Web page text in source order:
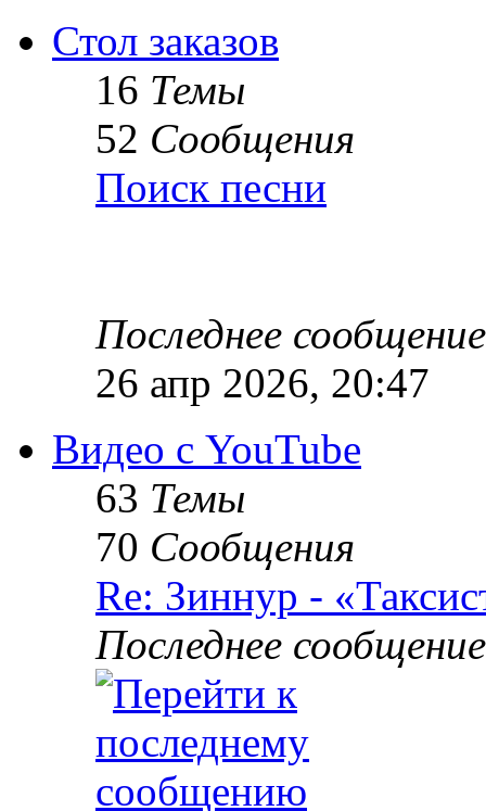
Стол заказов
16 Темы
52 Сообщения
Поиск песни
Последнее сообщение
26 апр 2026, 20:47
Видео с YouTube
63 Темы
70 Сообщения
Re: Зиннур -
Последнее сообщение